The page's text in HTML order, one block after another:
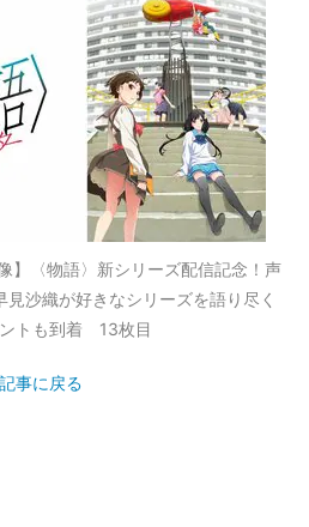
】〈物語〉新シリーズ配信記念！声
沙織が好きなシリーズを語り尽く
トも到着 13枚目
記事に戻る